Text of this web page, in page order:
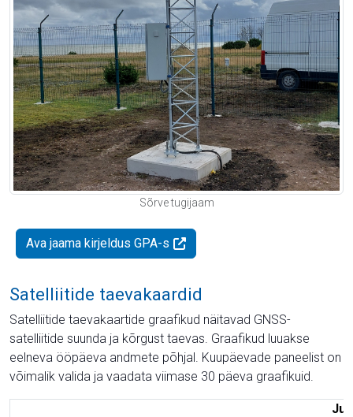
Sõrve tugijaam
Ava jaama kirjeldus GPA-s
Satelliitide taevakaardid
Satelliitide taevakaartide graafikud näitavad GNSS-
satelliitide suunda ja kõrgust taevas. Graafikud luuakse
eelneva ööpäeva andmete põhjal. Kuupäevade paneelist on
võimalik valida ja vaadata viimase 30 päeva graafikuid.